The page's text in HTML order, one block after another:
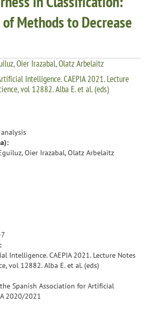
Methods to Decrease
Oier Irazabal, Olatz Arbelaitz
Intelligence. CAEPIA 2021. Lecture
vol 12882. Alba E. et al. (eds)
Oier Irazabal, Olatz Arbelaitz
Intelligence. CAEPIA 2021. Lecture Notes
vol 12882. Alba E. et al. (eds)
Spanish Association for Artificial
2020/2021